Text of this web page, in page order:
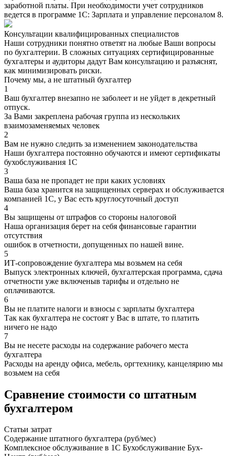
заработной платы. При необходимости учет сотрудников
ведется в программе 1С: Зарплата и управление персоналом 8.
Консультации квалифицированных специалистов
Наши сотрудники понятно ответят на любые Ваши вопросы
по бухгалтерии. В сложных ситуациях сертифицированные
бухгалтеры и аудиторы дадут Вам консультацию и разъяснят,
как минимизировать риски.
Почему мы, а не штатный бухгалтер
1
Ваш бухгалтер внезапно не заболеет и не уйдет в декретный
отпуск.
За Вами закреплена рабочая группа из нескольких
взаимозаменяемых человек
2
Вам не нужно следить за изменением законодательства
Наши бухгалтера постоянно обучаются и имеют сертификаты
бухобслуживания 1С
3
Ваша база не пропадет не при каких условиях
Ваша база хранится на защищенных серверах и обслуживается
компанией 1С, у Вас есть круглосуточный доступ
4
Вы защищены от штрафов со стороны налоговой
Наша организация берет на себя финансовые гарантии
отсутствия
ошибок в отчетности, допущенных по нашей вине.
5
ИТ-сопровождение бухгалтера мы возьмем на себя
Выпуск электронных ключей, бухгалтерская программа, сдача
отчетности уже включеныв тарифы и отдельно не
оплачиваются.
6
Вы не платите налоги и взносы с зарплаты бухгалтера
Так как бухгалтера не состоят у Вас в штате, то платить
ничего не надо
7
Вы не несете расходы на содержание рабочего места
бухгалтера
Расходы на аренду офиса, мебель, оргтехнику, канцелярию мы
возьмем на себя
Сравнение стоимости со штатным
бухгалтером
Статьи затрат
Содержание штатного бухгалтера (руб/мес)
Комплексное обслуживание в 1С Бухобслуживание Бух-